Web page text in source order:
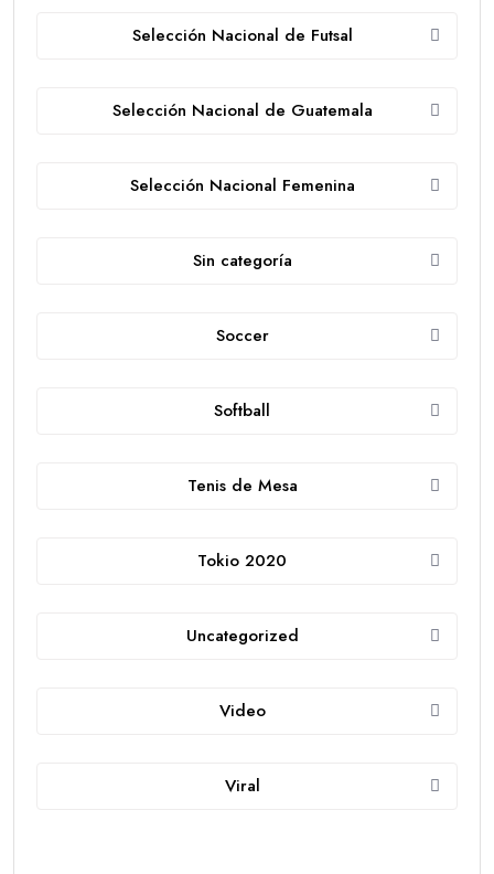
Selección Nacional de Futsal
Selección Nacional de Guatemala
Selección Nacional Femenina
Sin categoría
Soccer
Softball
Tenis de Mesa
Tokio 2020
Uncategorized
Video
Viral